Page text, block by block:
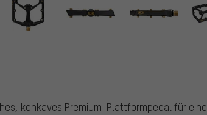
konkaves Premium-Plattformpedal für eine